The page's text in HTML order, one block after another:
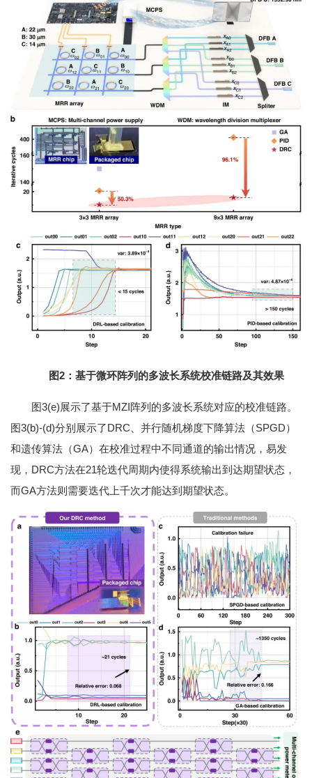
图2：基于微环阵列的多波长系统校准链路及其效果
图3(e)展示了基于MZI阵列的多波长系统对应的校准链路。
图3(b)-(d)分别展示了DRC、并行随机梯度下降算法（SPGD）
和遗传算法（GA）在校准过程中不同通道的输出情况，易发
现，DRC方法在21轮迭代周期内使得系统输出到达期望状态，
而GA方法则需要迭代上千次才能达到期望状态。